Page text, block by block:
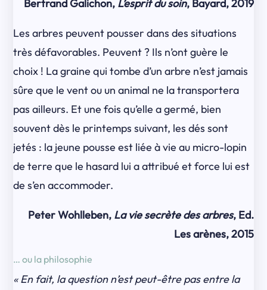
Bertrand Galichon, L’esprit du soin, Bayard, 2019
Les arbres peuvent pousser dans des situations
très défavorables. Peuvent ? Ils n’ont guère le
choix ! La graine qui tombe d’un arbre n’est jamais
sûre que le vent ou un animal ne la transportera
pas ailleurs. Et une fois qu’elle a germé, bien
souvent dès le printemps suivant, les dés sont
jetés : la jeune pousse est liée à vie au micro-lopin
de terre que le hasard lui a attribué et force lui est
de s’en accommoder.
Peter Wohlleben,La vie secrète des arbres, Ed.
Les arènes, 2015
… ou la philosophie
« En fait, la question n’est peut-être pas entre la